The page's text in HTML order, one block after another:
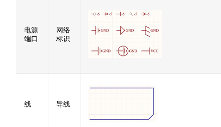
电源
端口
网络
标识
线 导线